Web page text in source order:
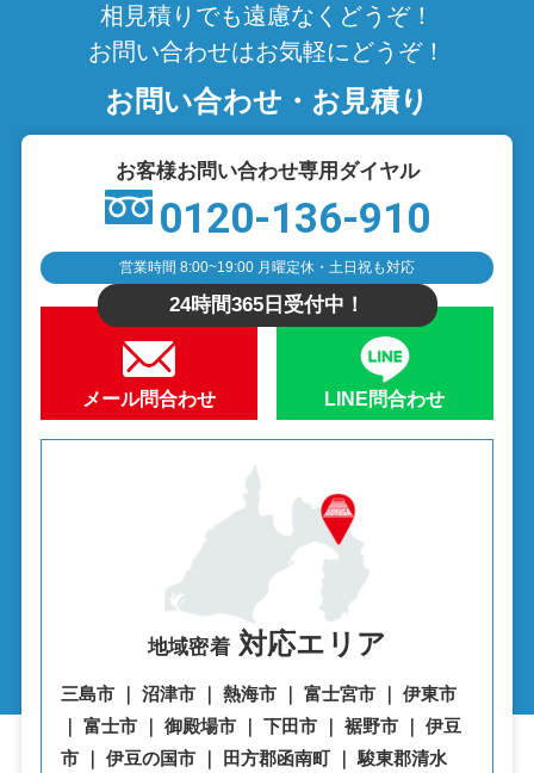
相見積りでも遠慮なくどうぞ！
お問い合わせはお気軽にどうぞ！
お問い合わせ・お見積り
お客様お問い合わせ専用ダイヤル
0120-136-910
営業時間 8:00~19:00 月曜定休・土日祝も対応
24時間365日受付中！
メール問合わせ LINE問合わせ
地域密着対応エリア
三島市 ｜ 沼津市 ｜ 熱海市 ｜ 富士宮市 ｜ 伊東市
｜ 富士市 ｜ 御殿場市 ｜ 下田市 ｜ 裾野市 ｜ 伊豆
市 ｜ 伊豆の国市 ｜ 田方郡函南町 ｜ 駿東郡清水